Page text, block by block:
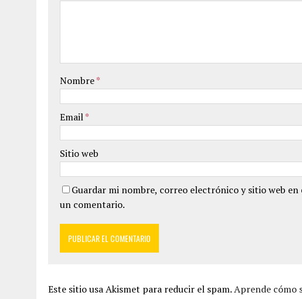
Nombre*
Email*
Sitio web
Guardar mi nombre, correo electrónico y sitio web
un comentario.
Este sitio usa Akismet para reducir el spam.Aprende cómo